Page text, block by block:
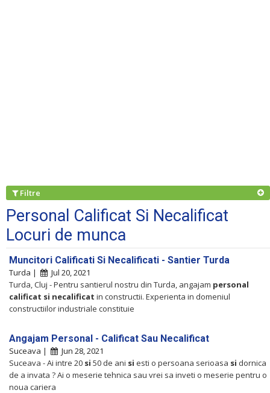
Filtre
Personal Calificat Si Necalificat
Locuri de munca
Muncitori Calificati Si Necalificati - Santier Turda
Turda |
Jul 20, 2021
Turda, Cluj - Pentru santierul nostru din Turda, angajam personal
calificat si necalificat in constructii. Experienta in domeniul
constructiilor industriale constituie
Angajam Personal - Calificat Sau Necalificat
Suceava |
Jun 28, 2021
Suceava - Ai intre 20 si 50 de ani si esti o persoana serioasa si dornica
de a invata ? Ai o meserie tehnica sau vrei sa inveti o meserie pentru o
noua cariera